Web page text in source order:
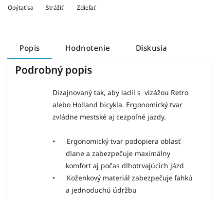
Opýtať sa Strážiť Zdieľať
Popis Hodnotenie Diskusia
Podrobný popis
Dizajnovaný tak, aby ladil s vizážou Retro
alebo Holland bicykla. Ergonomický tvar
zvládne mestské aj cezpoľné jazdy.
• Ergonomický tvar podopiera oblasť
dlane a zabezpečuje maximálny
komfort aj počas dlhotrvajúcich jázd
• Koženkový materiál zabezpečuje ľahkú
a jednoduchú údržbu